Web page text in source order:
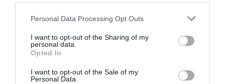
Please note that this website/app uses one or more Google
not limited to your visit or usage behaviour. You may click to
grant or deny consent to Google and its third-party tags to
use your data for below specified purposes in below Google
consent section.
Personal Data Processing Opt Outs
I want to opt-out of the Sharing of my
personal data.
Opted In
I want to opt-out of the Sale of my
Personal Data.
καθιερωμένος έρανος για το
«Στιφάδο της Παναγίας»
Ο Αλέξης Τσίπρας παρουσιάζει το
οικονομικό πρόγραμμα της ΕΛ.Α.Σ.
στη Θεσσαλονίκη
08.08.2026 | 19:20
ΠΕΡΙΣΣΟΤΕΡΑ ΑΠΟ ΕΙΔΗΣΕΙΣ ΕΥΒΟΙΑ